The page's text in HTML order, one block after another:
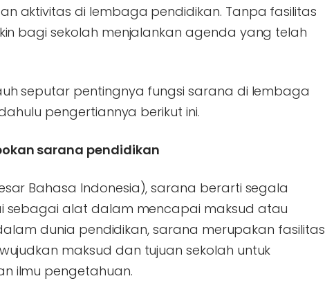
aktivitas di lembaga pendidikan. Tanpa fasilitas
bagi sekolah menjalankan agenda yang telah
seputar pentingnya fungsi sarana di lembaga
pengertiannya berikut ini.
sarana pendidikan
Bahasa Indonesia), sarana berarti segala
sebagai alat dalam mencapai maksud atau
dunia pendidikan, sarana merupakan fasilitas
maksud dan tujuan sekolah untuk
ilmu pengetahuan.